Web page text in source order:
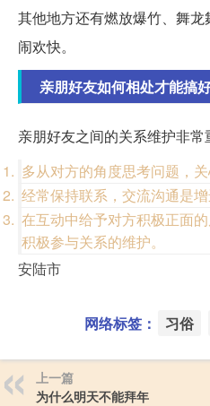
其他地方还有燃放爆竹、舞
闹欢快。
亲朋好友如何相处才能搞
亲朋好友之间的关系维护非常
多从对方的角度思考问题，
经常保持联系，交流沟通是增
在互动中给予对方积极正面
积极参与关系的维护。
安陆市
网络标签： 习俗
上一篇
为什么明天不能拜年